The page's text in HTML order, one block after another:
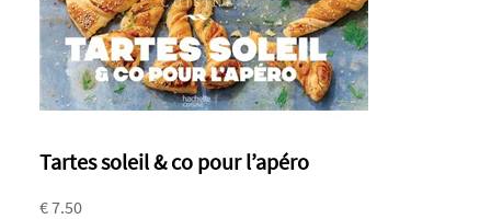
Tartes soleil & co pour l’apéro
€ 7.50